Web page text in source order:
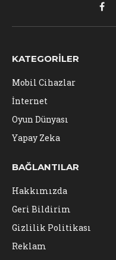
KATEGORILER
Mobil Cihazlar
İnternet
Oyun Dünyası
Yapay Zeka
BAĞLANTILAR
Hakkımızda
Geri Bildirim
Gizlilik Politikası
Reklam